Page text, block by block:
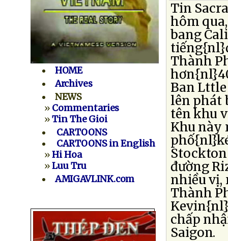
HOME
Archives
NEWS
» Commentaries
»Tin The Gioi
CARTOONS
CARTOONS in English
»Hi Hoa
»Luu Tru
AMIGAVLINK.com
Tin
hôm
bang
Thành
Ban
lên phát
tên khu
Khu này
đường
nhiều vị,
Thành
chấp
Saigon.